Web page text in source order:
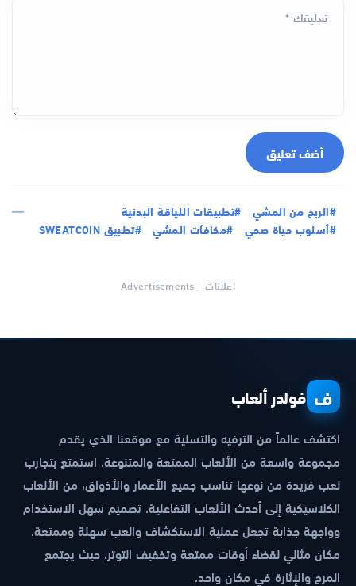
تعليقك *
أضف تعليق
#الربح من المشي
#تطبيقات اللياقة البدنية
#أسلوب حياة صحي
#مكافآت المشي #تطبيق SWEATCOIN
اعلانات - Advertisements
ف فولدر ألعاب
اكتشف عالماً من الترفيه والتسلية مع موقعنا الذي يقدم
مجموعة واسعة من الألعاب الممتعة والمتنوعة. استمتع بتجارب
لعب فريدة من نوعها تناسب جميع الأعمار والأذواق، من الألعاب
الكلاسيكية إلى أحدث الألعاب التفاعلية. تصميم سهل الاستخدام
وواجهة جذابة تجعل عملية الاستكشاف والعب سهلة وممتعة.
مكان مثالي لقضاء أوقات ممتعة وتخفيف التوتر، حيث يجتمع
المرح والإثارة في مكان واحد.